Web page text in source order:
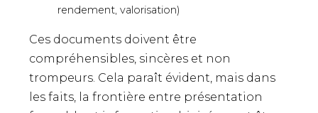
rendement, valorisation)
Ces documents doivent être
compréhensibles, sincères et non
trompeurs. Cela paraît évident, mais dans
les faits, la frontière entre présentation